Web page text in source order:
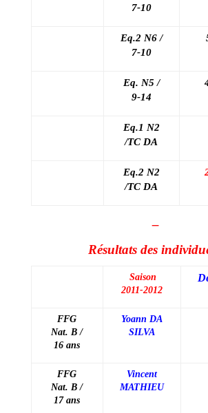
7-10
Eq.2 N6 /
7-10
Eq. N5 /
9-14
Eq.1 N2
/TC DA
Eq.2 N2
/TC DA
–
Résultats des
Saison
2011-2012
FFG
Nat. B /
16 ans
Yoann DA
SILVA
FFG
Nat. B /
17 ans
Vincent
MATHIEU